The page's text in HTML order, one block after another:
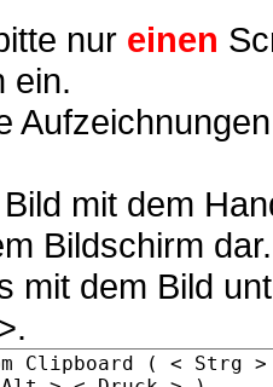
nur einen
ein.
mit dem
Bildschirm
mit dem Bild